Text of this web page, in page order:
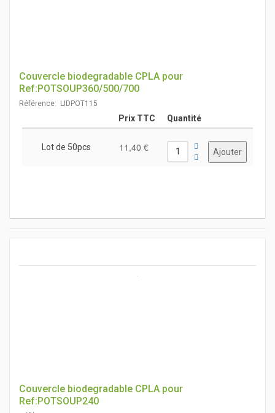
Couvercle biodegradable CPLA pour
Ref:POTSOUP360/500/700
Référence: LIDPOT115
Prix TTC Quantité
Lot de 50pcs 11,40 €
Couvercle biodegradable CPLA pour
Ref:POTSOUP240